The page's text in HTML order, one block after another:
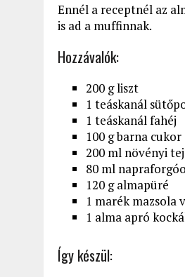
Ennél a receptnél az
is ad a muffinnak.
Hozzávalók:
200 g liszt
1 teáskanál
1 teáskanál fahéj
100 g barna cukor
200 ml növényi tej
80 ml
120 g almapüré
1 marék mazsola
1 alma apró
Így készül: